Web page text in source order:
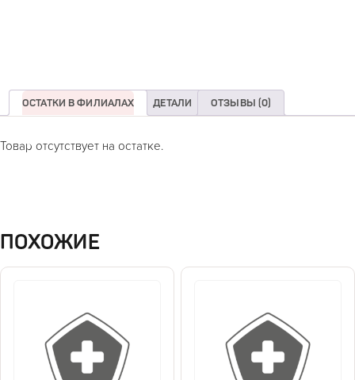
ОСТАТКИ В ФИЛИАЛАХ ДЕТАЛИ ОТЗЫВЫ (0)
Товар отсутствует на остатке.
ПОХОЖИЕ